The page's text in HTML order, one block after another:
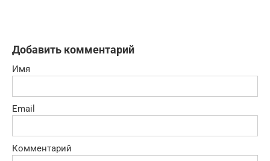
Добавить комментарий
Имя
Email
Комментарий